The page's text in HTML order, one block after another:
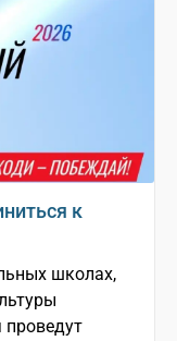
к
школах,
проведут